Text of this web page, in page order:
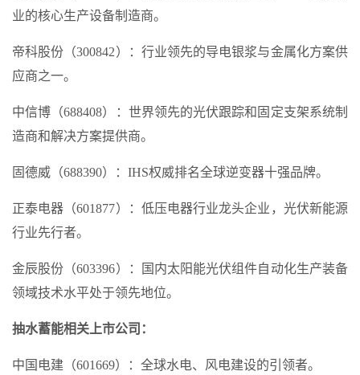
业的核心生产设备制造商。
帝科股份（300842）：行业领先的导电银浆与金属化方案供
应商之一。
中信博（688408）：世界领先的光伏跟踪和固定支架系统制
造商和解决方案提供商。
固德威（688390）：IHS权威排名全球逆变器十强品牌。
正泰电器（601877）：低压电器行业龙头企业，光伏新能源
行业先行者。
金辰股份（603396）：国内太阳能光伏组件自动化生产装备
领域技术水平处于领先地位。
抽水蓄能相关上市公司：
中国电建（601669）：全球水电、风电建设的引领者。